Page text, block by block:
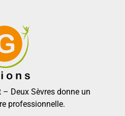
Deux Sèvres donne un
professionnelle.